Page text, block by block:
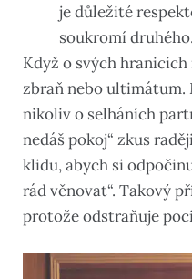
je důležité
soukromí druhého.
Když o svých
zbraň nebo ultimátum.
nikoliv o selháních
nedáš pokoj“ zkus
klidu, abych si
rád věnovat“. Takový
protože odstraňuje